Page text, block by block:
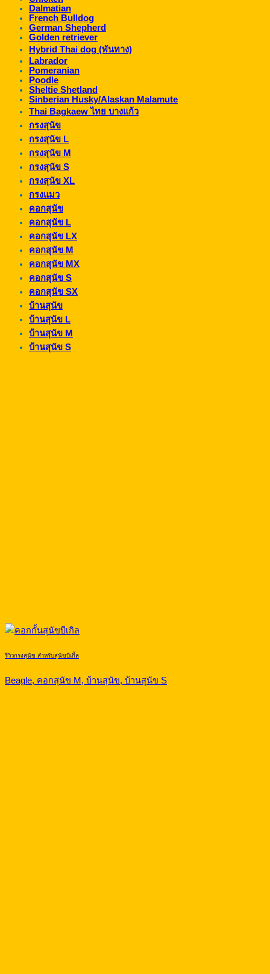
Dalmatian
French Bulldog
German Shepherd
Golden retriever
Hybrid Thai dog (พันทาง)
Labrador
Pomeranian
Poodle
Sheltie Shetland
Sinberian Husky/Alaskan Malamute
Thai Bagkaew ไทย บางแก้ว
กรงสุนัข
กรงสุนัข L
กรงสุนัข M
กรงสุนัข S
กรงสุนัข XL
กรงแมว
คอกสุนัข
คอกสุนัข L
คอกสุนัข LX
คอกสุนัข M
คอกสุนัข MX
คอกสุนัข S
คอกสุนัข SX
บ้านสุนัข
บ้านสุนัข L
บ้านสุนัข M
บ้านสุนัข S
รีวิวกรงสุนัข สำหรับสุนัขบีเกิ้ล
Beagle, คอกสุนัข M, บ้านสุนัข, บ้านสุนัข S